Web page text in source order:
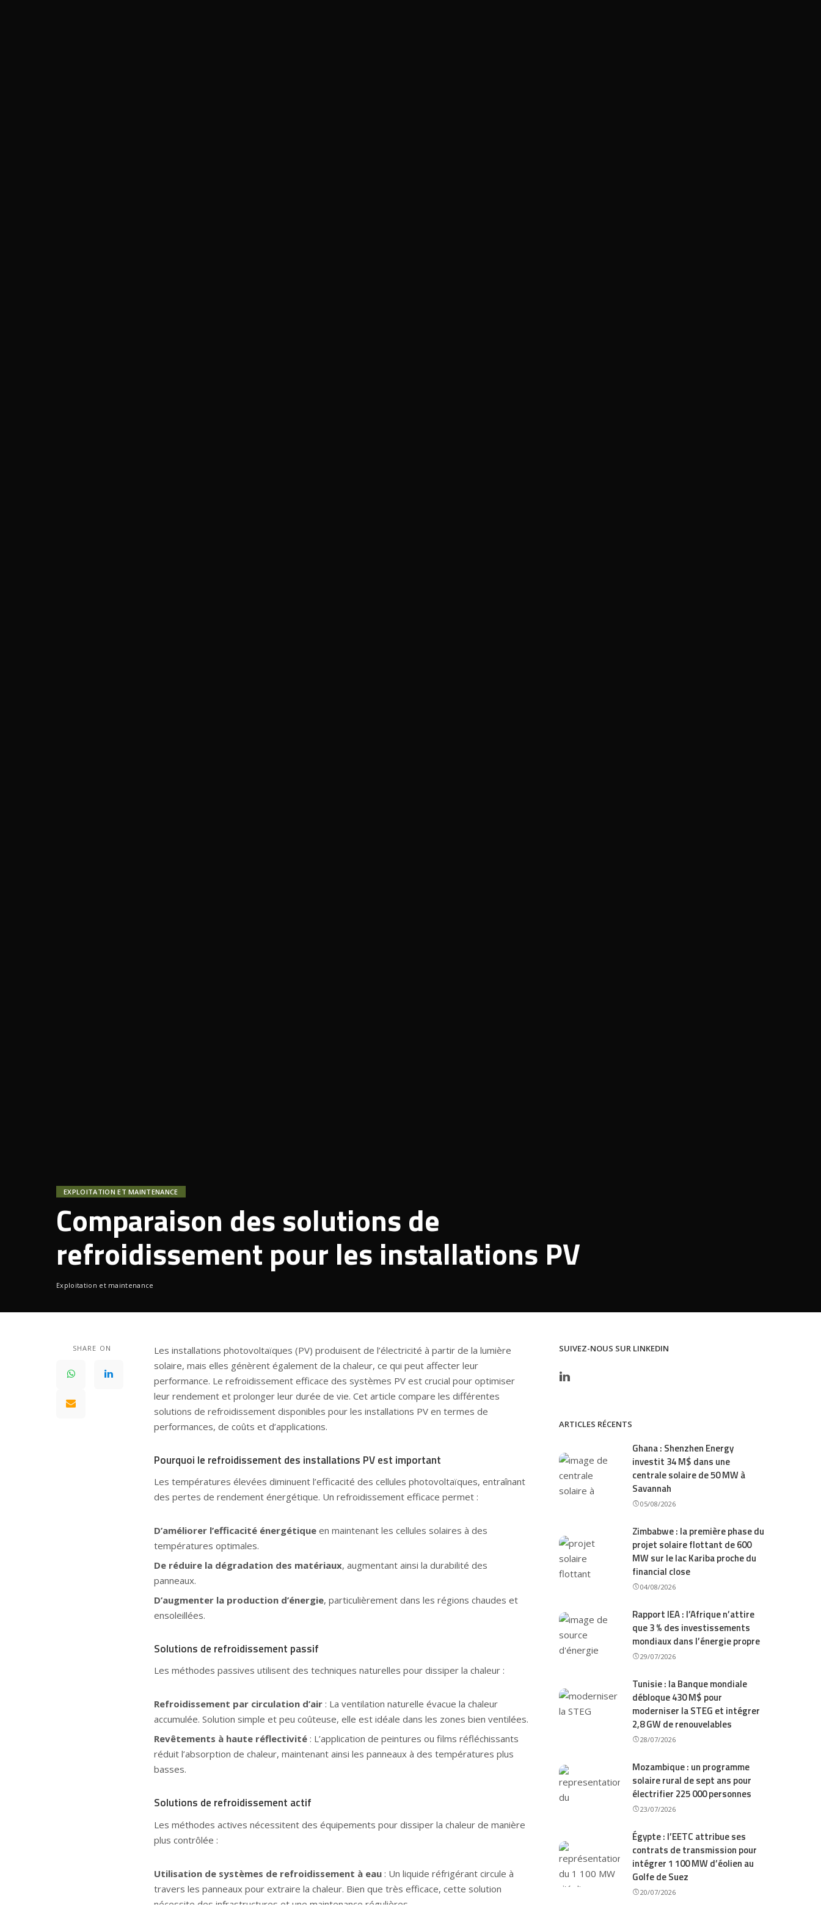
EXPLOITATION ET MAINTENANCE
Comparaison des solutions de
refroidissement pour les installations PV
Exploitation et maintenance
SHARE ON
Les installations photovoltaïques (PV) produisent de l’électricité à partir de la lumière
solaire, mais elles génèrent également de la chaleur, ce qui peut affecter leur
performance. Le refroidissement efficace des systèmes PV est crucial pour optimiser
leur rendement et prolonger leur durée de vie. Cet article compare les différentes
solutions de refroidissement disponibles pour les installations PV en termes de
performances, de coûts et d’applications.
Pourquoi le refroidissement des installations PV est important
Les températures élevées diminuent l’efficacité des cellules photovoltaïques, entraînant
des pertes de rendement énergétique. Un refroidissement efficace permet :
D’améliorer l’efficacité énergétique en maintenant les cellules solaires à des
températures optimales.
De réduire la dégradation des matériaux, augmentant ainsi la durabilité des
panneaux.
D’augmenter la production d’énergie, particulièrement dans les régions chaudes et
ensoleillées.
Solutions de refroidissement passif
Les méthodes passives utilisent des techniques naturelles pour dissiper la chaleur :
Refroidissement par circulation d’air : La ventilation naturelle évacue la chaleur
accumulée. Solution simple et peu coûteuse, elle est idéale dans les zones bien ventilées.
Revêtements à haute réflectivité : L’application de peintures ou films réfléchissants
réduit l’absorption de chaleur, maintenant ainsi les panneaux à des températures plus
basses.
Solutions de refroidissement actif
Les méthodes actives nécessitent des équipements pour dissiper la chaleur de manière
plus contrôlée :
Utilisation de systèmes de refroidissement à eau : Un liquide réfrigérant circule à
travers les panneaux pour extraire la chaleur. Bien que très efficace, cette solution
nécessite des infrastructures et une maintenance régulières.
SUIVEZ-NOUS SUR LINKEDIN
ARTICLES RÉCENTS
Ghana : Shenzhen Energy
investit 34 M$ dans une
centrale solaire de 50 MW à
Savannah
05/08/2026
Zimbabwe : la première phase du
projet solaire flottant de 600
MW sur le lac Kariba proche du
financial close
04/08/2026
Rapport IEA : l’Afrique n’attire
que 3 % des investissements
mondiaux dans l’énergie propre
29/07/2026
Tunisie : la Banque mondiale
débloque 430 M$ pour
moderniser la STEG et intégrer
2,8 GW de renouvelables
28/07/2026
Mozambique : un programme
solaire rural de sept ans pour
électrifier 225 000 personnes
23/07/2026
Égypte : l’EETC attribue ses
contrats de transmission pour
intégrer 1 100 MW d’éolien au
Golfe de Suez
20/07/2026